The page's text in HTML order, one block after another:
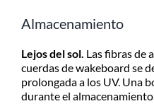
Almacenamiento
Lejos del sol. Las fibras de
cuerdas de wakeboard se
prolongada a los UV. Una
durante el